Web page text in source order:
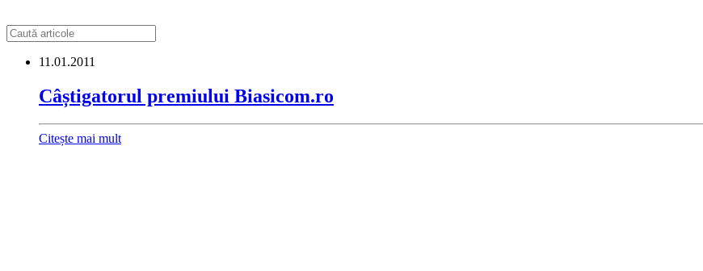
11.01.2011
Câștigatorul premiului Biasicom.ro
Citește mai mult